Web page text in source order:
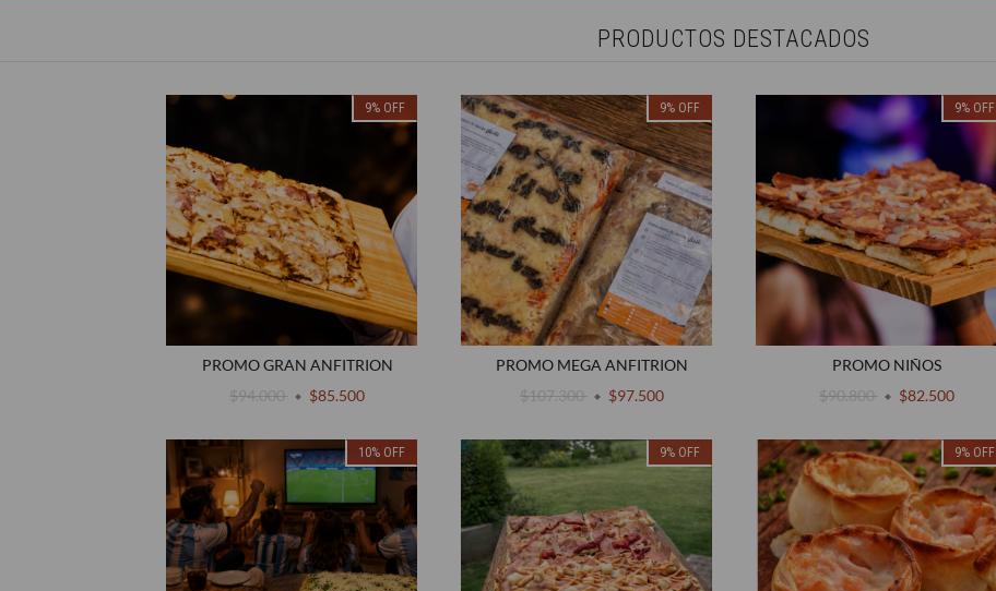
PRODUCTOS DESTACADOS
9% OFF
PROMO GRAN ANFITRION
$94.000
$85.500
9% OFF
PROMO MEGA ANFITRION
$107.300
$97.500
9% OFF
PROMO NIÑOS
$90.800
$82.500
10% OFF 9% OFF 9% OFF